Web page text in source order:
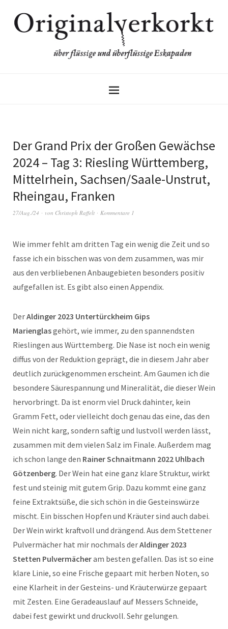
Der Grand Prix der Großen Gewächse
2024 – Tag 3: Riesling Württemberg,
Mittelrhein, Sachsen/Saale-Unstrut,
Rheingau, Franken
27/Aug./24 von Christoph Raffelt Kommentare 1
Wie immer fehlt am dritten Tag ein wenig die Zeit und so
fasse ich ein bisschen was von dem zusammen, was mir
aus den verbliebenen Anbaugebieten besonders positiv
aufgefallen ist. Es gibt also einen Appendix.
DerAldinger 2023 Untertürckheim Gips
Marienglasgehört, wie immer, zu den spannendsten
Rieslingen aus Württemberg. Die Nase ist noch ein wenig
diffus von der Reduktion geprägt, die in diesem Jahr aber
deutlich zurückgenommen erscheint. Am Gaumen ich die
besondere Säurespannung und Mineralität, die dieser Wein
hervorbringt. Da ist enorm viel Druck dahinter, kein
Gramm Fett, oder vielleicht doch genau das eine, das den
Wein nicht karg, sondern saftig und lustvoll werden lässt,
zusammen mit dem vielen Salz im Finale. Außerdem mag
ich schon lange den Rainer Schnaitmann 2022 Uhlbach
Götzenberg. Der Wein hat eine ganz klare Struktur, wirkt
fest und steinig mit gutem Grip. Dazu kommt eine ganz
feine Extraktsüße, die sich schön in die Gesteinswürze
mischt. Ein bisschen Hopfen und Kräuter sind auch dabei.
Der Wein wirkt kraftvoll und drängend. Aus dem Stettener
Pulvermächer hat mir nochmals derAldinger 2023
Stetten Pulvermächeram besten gefallen. Das ist so eine
klare Linie, so eine Frische gepaart mit herben Noten, so
eine Klarheit in der Gesteins- und Kräuterwürze gepaart
mit Zesten. Eine Geradeauslauf auf Messers Schneide,
dabei fest gewirkt und druckvoll. Sehr gelungen.